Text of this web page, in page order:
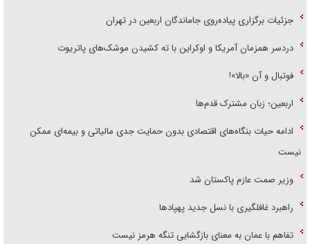
جزئیات برگزاری پیاده‌روی جاماندگان اربعین در تهران
دردسر همزمان آمریکا و اوکراین با ته کشیدن موشک‌های پاتریوت
فوتبال و آن «بالا»!
اربعین؛ زبان مشترک قدم‌ها
ادامه حیات بنگاه‌های اقتصادی بدون حمایت جدی مالیاتی و بیمه‌ای ممکن
نیست
وزیر صمت عازم پاکستان شد
راهبرد غافلگیری با نسل جدید پهپاد‌ها
تفاهم با عمان به معنای بازگشایی تنگه هرمز نیست